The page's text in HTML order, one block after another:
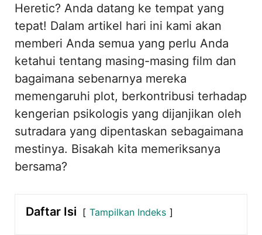
Heretic? Anda datang ke tempat yang
tepat! Dalam artikel hari ini kami akan
memberi Anda semua yang perlu Anda
ketahui tentang masing-masing film dan
bagaimana sebenarnya mereka
memengaruhi plot, berkontribusi terhadap
kengerian psikologis yang dijanjikan oleh
sutradara yang dipentaskan sebagaimana
mestinya. Bisakah kita memeriksanya
bersama?
Daftar Isi Tampilkan Indeks